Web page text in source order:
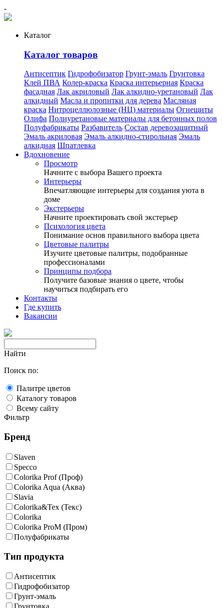
-
Каталог
Каталог товаров
Антисептик Гидрофобизатор Грунт-эмаль Грунтовка
Клей ПВА Колер-краска Краска интерьерная Краска
фасадная Лак акриловый Лак алкидно-уретановый Лак
алкидный Масла и пропитки для дерева Масляная
краска Нитроцеллюлозные (НЦ) материалы Огнещиты
Олифа Полиуретановые материалы для бетонных полов
Полуфабрикаты Разбавитель Состав деревозащитный
Эмаль акриловая Эмаль алкидно-стирольная Эмаль
алкидная Шпатлевка
Вдохновение
Просмотр
Начните с выбора Вашего проекта
Интерьеры
Впечатляющие интерьеры для создания уюта в
доме
Экстерьеры
Начните проектировать свой экстерьер
Психология цвета
Понимание основ правильного выбора цвета
Цветовые палитры
Изучите цветовые палитры, подобранные
профессионалами
Принципы подбора
Получите базовые знания о цвете, чтобы
научиться подбирать его
Контакты
Где купить
Вакансии
Найти
Поиск по:
Палитре цветов
Каталогу товаров
Всему сайту
Фильтр
Бренд
Slaven
Specco
Colorika Prof (Проф)
Colorika Aqua (Аква)
Slavia
Colorika&Tex (Текс)
Colorika
Colorika ProM (Пром)
Полуфабрикаты
Тип продукта
Антисептик
Гидрофобизатор
Грунт-эмаль